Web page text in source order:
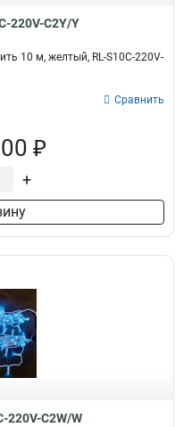
220V-C2Y/Y
10 м, желтый, RL-S10C-220V-
Сравнить
₽
+
220V-C2W/W